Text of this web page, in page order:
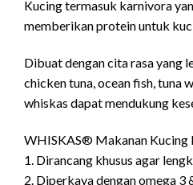
Kucing termasuk karnivora
memberikan protein untuk
Dibuat dengan cita rasa yang
chicken tuna, ocean fish, tuna
whiskas dapat mendukung
WHISKAS® Makanan Kucing
1. Dirancang khusus agar
2. Diperkaya dengan omega 3